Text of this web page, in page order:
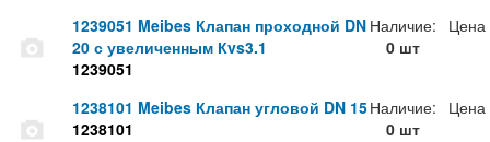
1239051 Meibes Клапан проходной DN
20 с увеличенным Кvs3.1
1239051
Наличие:
0 шт
Цена
1238101 Meibes Клапан угловой DN 15
1238101
Наличие:
0 шт
Цена